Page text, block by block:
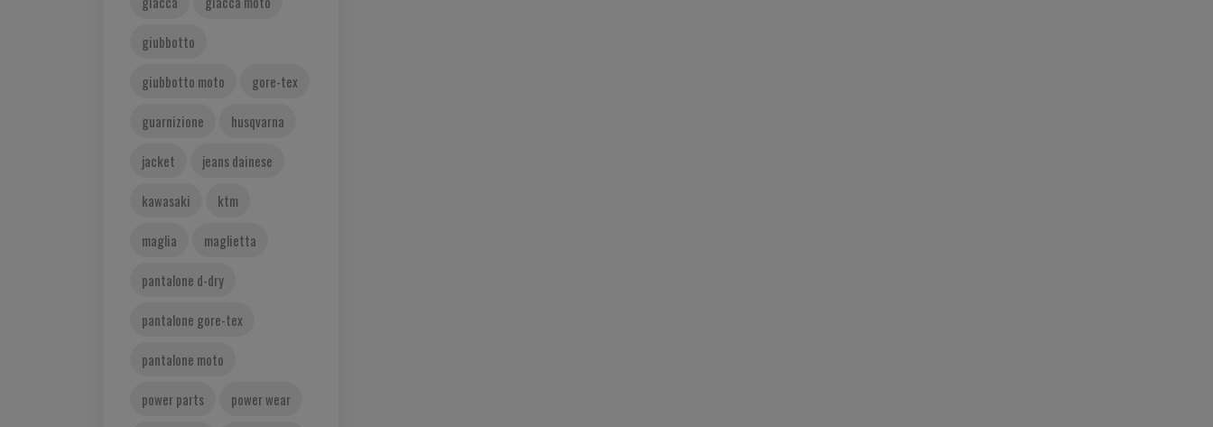
giubbotto
giubbotto moto
gore-tex
guarnizione
husqvarna
jacket
jeans dainese
kawasaki
ktm
maglia
maglietta
pantalone d-dry
pantalone gore-tex
pantalone moto
power parts
power wear